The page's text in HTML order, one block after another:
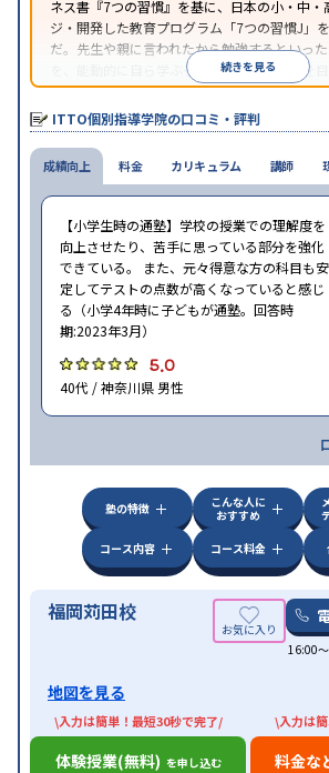
ネス書『7つの習慣』を基に、日本の小・中・
ジ・開発した教育プログラム「7つの習慣J」
だ。先生や親に言われたから勉強するといっ
を、能動的に自ら学ぶ子に育てていくことを
である。個別指導の授業とは別に、集団授業
て別料金で提供されるので、単なる成績アップ
心の成長を求める家庭にオススメだ。
続きを見る
ITTO個別指導学院の口コミ・評判
成績向上
【小学生時の通塾】学校の授業での理解度を
向上させたり、苦手に思っている部分を強化
できている。 また、元々得意な方の科目も安
定してテストの点数が高くなっていると感じ
る（小学4年時に子どもが通塾。回答時
期:2023年3月）
5.0
40代 / 神奈川県 男性
料金 カリキュラム 講師
塾の特徴
こんな人に
おすすめ
コース内容
コース料金
福岡苅田校
16:00
地図を見る
\入力は簡単！最短30秒で完了/
体験授業(無料) を申し込む
\入力は
料金な